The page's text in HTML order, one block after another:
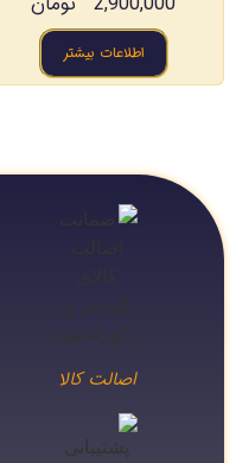
اطلاعات بیشتر
اصالت کالا